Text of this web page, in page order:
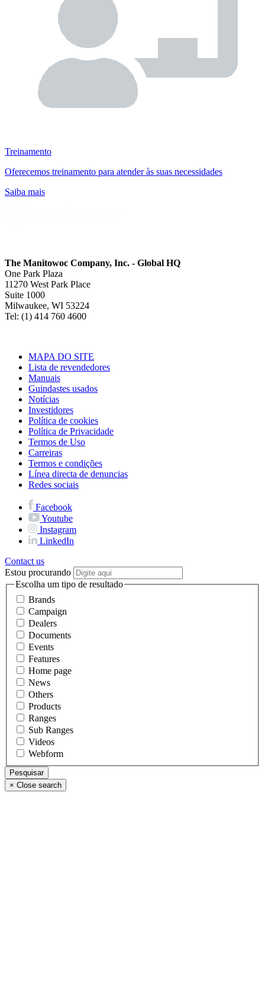
Treinamento
Oferecemos treinamento para atender às suas necessidades
Saiba mais
The Manitowoc Company, Inc. - Global HQ
One Park Plaza
11270 West Park Place
Suite 1000
Milwaukee, WI 53224
Tel: (1) 414 760 4600
MAPA DO SITE
Lista de revendedores
Manuais
Guindastes usados
Notícias
Investidores
Política de cookies
Política de Privacidade
Termos de Uso
Carreiras
Termos e condições
Línea directa de denuncias
Redes sociais
Facebook
Youtube
Instagram
LinkedIn
Contact us
Estou procurando
Escolha um tipo de resultado
Brands
Campaign
Dealers
Documents
Events
Features
Home page
News
Others
Products
Ranges
Sub Ranges
Videos
Webform
× Close search